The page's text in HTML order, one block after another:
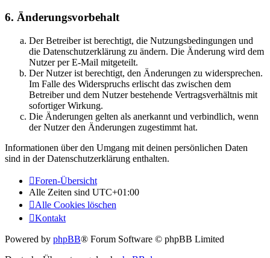
6. Änderungsvorbehalt
Der Betreiber ist berechtigt, die Nutzungsbedingungen und
die Datenschutzerklärung zu ändern. Die Änderung wird dem
Nutzer per E-Mail mitgeteilt.
Der Nutzer ist berechtigt, den Änderungen zu widersprechen.
Im Falle des Widerspruchs erlischt das zwischen dem
Betreiber und dem Nutzer bestehende Vertragsverhältnis mit
sofortiger Wirkung.
Die Änderungen gelten als anerkannt und verbindlich, wenn
der Nutzer den Änderungen zugestimmt hat.
Informationen über den Umgang mit deinen persönlichen Daten
sind in der Datenschutzerklärung enthalten.
Foren-Übersicht
Alle Zeiten sind UTC+01:00
Alle Cookies löschen
Kontakt
Powered by phpBB® Forum Software © phpBB Limited